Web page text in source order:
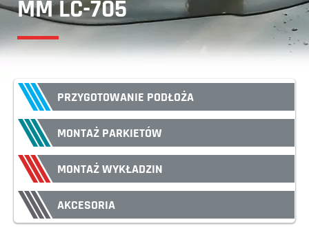
MM LC-705
PRZYGOTOWANIE PODŁOŻA
MONTAŻ PARKIETÓW
MONTAŻ WYKŁADZIN
AKCESORIA